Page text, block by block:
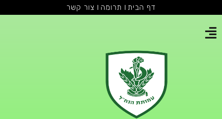
דף הבית תרומה צור קשר